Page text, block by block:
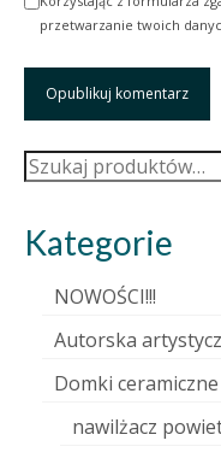
przetwarzanie twoich
Szukaj:
Kategorie
NOWOŚCI!!!
Autorska
Domki ceramiczne
nawilżacz